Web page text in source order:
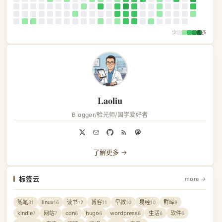
少 多
Laoliu
Blogger/验光师/国学爱好者
了解更多 →
标签云 more →
随笔31 linux16 读书12 博客11 早教10 易经10 群晖9
kindle7 网站7 cdn6 hugo6 wordpress6 生活6 软件6